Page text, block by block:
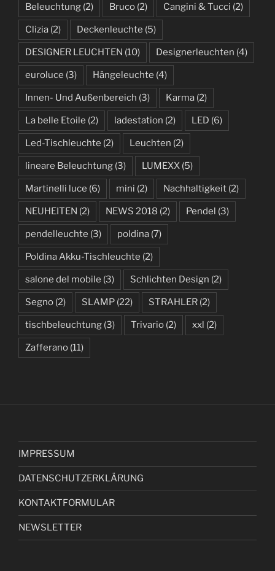
Beleuchtung (2) Bruco (2) Cangini & Tucci (2)
Clizia (2) Deckenleuchte (5)
DESIGNER LEUCHTEN (10) Designerleuchten (4)
euroluce (3) Hängeleuchte (4)
Innen- Und Außenbereich (3) Karma (2)
La belle Etoile (2) ladestation (2) LED (6)
Led-Tischleuchte (2) Leuchten (2)
lineare Beleuchtung (3) LUMEXX (5)
Martinelli luce (6) mini (2) Nachhaltigkeit (2)
NEUHEITEN (2) NEWS 2018 (2) Pendel (3)
pendelleuchte (3) poldina (7)
Poldina Akku-Tischleuchte (2)
salone del mobile (3) Schlichten Design (2)
Segno (2) SLAMP (22) STRAHLER (2)
tischbeleuchtung (3) Trivario (2) xxl (2)
Zafferano (11)
IMPRESSUM
DATENSCHUTZERKLÄRUNG
KONTAKTFORMULAR
NEWSLETTER